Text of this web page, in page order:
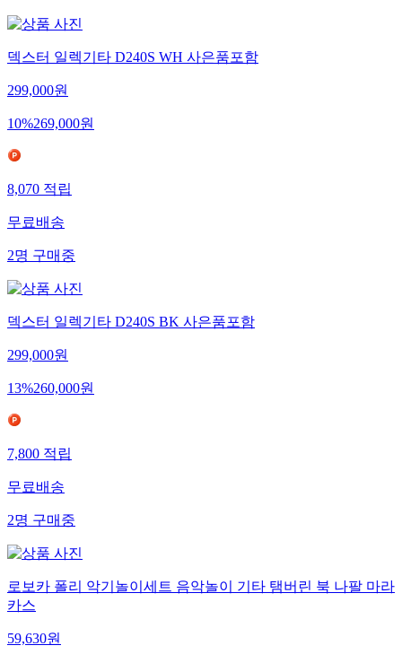
덱스터 일렉기타 D240S WH 사은품포함
299,000원
10%269,000원
8,070적립
무료배송
2명구매중
덱스터 일렉기타 D240S BK 사은품포함
299,000원
13%260,000원
7,800적립
무료배송
2명구매중
로보카 폴리 악기놀이세트 음악놀이 기타 탬버린 북 나팔 마라
카스
59,630원